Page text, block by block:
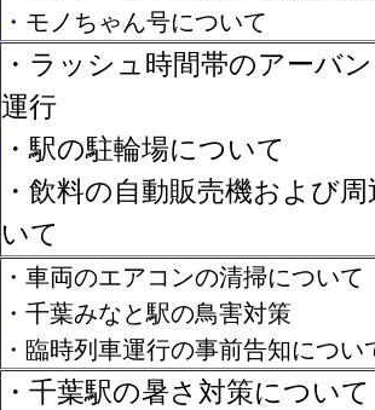
・モノちゃん号について
・ラッシュ時間帯のアーバ
運行
・駅の駐輪場について
・飲料の自動販売機および
いて
・車両のエアコンの清掃について
・千葉みなと駅の鳥害対策
・臨時列車運行の事前告知につい
・千葉駅の暑さ対策について